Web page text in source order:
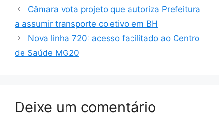
Câmara vota projeto que autoriza Prefeitura
a assumir transporte coletivo em BH
Nova linha 720: acesso facilitado ao Centro
de Saúde MG20
Deixe um comentário